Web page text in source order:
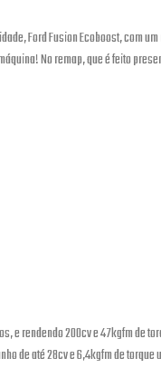
Ford Fusion Ecoboost, com
No remap, que é feito
e rendendo 200cv e 47kgfm de
de até 28cv e 6,4kgfm de